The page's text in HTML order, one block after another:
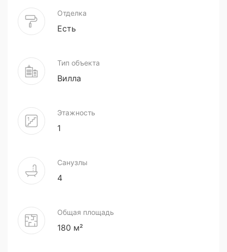
Отделка
Есть
Тип объекта
Вилла
Этажность
1
Санузлы
4
Общая площадь
180 м²